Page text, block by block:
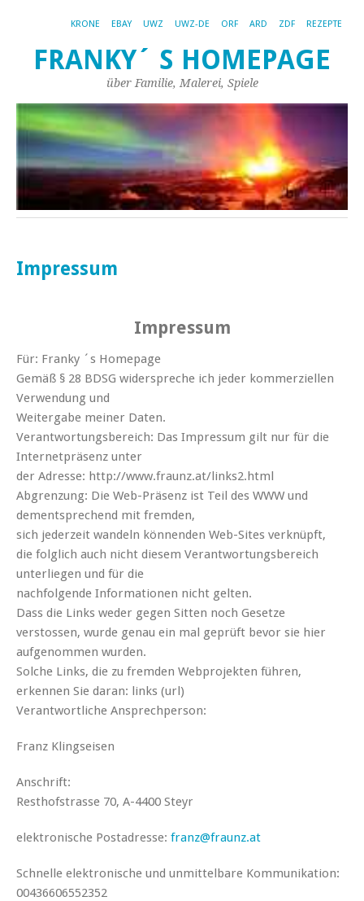
KRONE EBAY UWZ UWZ-DE ORF ARD ZDF REZEPTE
FRANKY´ S HOMEPAGE
über Familie, Malerei, Spiele
Impressum
Impressum
Für: Franky ´s Homepage
Gemäß § 28 BDSG widerspreche ich jeder kommerziellen
Verwendung und
Weitergabe meiner Daten.
Verantwortungsbereich: Das Impressum gilt nur für die
Internetpräsenz unter
der Adresse: http://www.fraunz.at/links2.html
Abgrenzung: Die Web-Präsenz ist Teil des WWW und
dementsprechend mit fremden,
sich jederzeit wandeln könnenden Web-Sites verknüpft,
die folglich auch nicht diesem Verantwortungsbereich
unterliegen und für die
nachfolgende Informationen nicht gelten.
Dass die Links weder gegen Sitten noch Gesetze
verstossen, wurde genau ein mal geprüft bevor sie hier
aufgenommen wurden.
Solche Links, die zu fremden Webprojekten führen,
erkennen Sie daran: links (url)
Verantwortliche Ansprechperson:
Franz Klingseisen
Anschrift:
Resthofstrasse 70, A-4400 Steyr
elektronische Postadresse: franz@fraunz.at
Schnelle elektronische und unmittelbare Kommunikation:
00436606552352